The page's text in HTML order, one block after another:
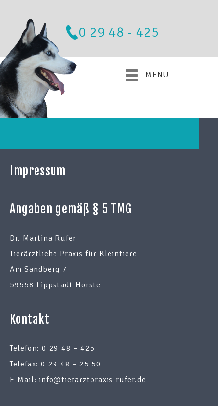
0 29 48 - 425
MENU
Impressum
Angaben gemäß § 5 TMG
Dr. Martina Rufer
Tierärztliche Praxis für Kleintiere
Am Sandberg 7
59558 Lippstadt-Hörste
Kontakt
Telefon: 0 29 48 – 425
Telefax: 0 29 48 – 25 50
E-Mail: info@tierarztpraxis-rufer.de